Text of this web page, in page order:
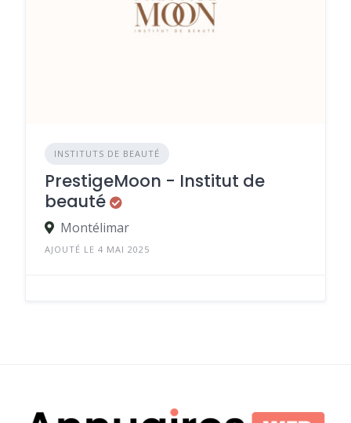
INSTITUTS DE BEAUTÉ
PrestigeMoon - Institut de
beauté
Montélimar
AJOUTÉ LE 4 MAI 2025